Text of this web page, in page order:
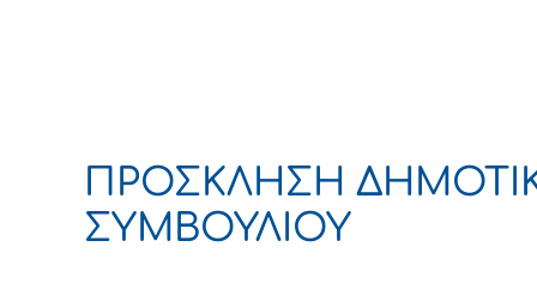
ΠΡΟΣΚΛΗΣΗ
ΣΥΜΒΟΥΛΙΟΥ